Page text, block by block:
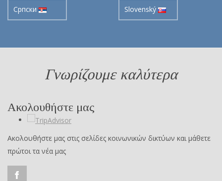
Cрпски Slovenský
Γνωρίζουμε καλύτερα
Ακολουθήστε μας
Ακολουθήστε μας στις σελίδες κοινωνικών δικτύων και μάθετε
πρώτοι τα νέα μας